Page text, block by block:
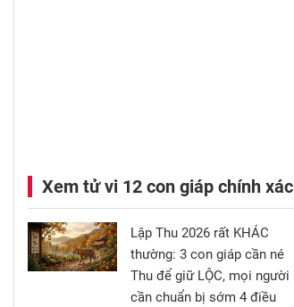
Xem tử vi 12 con giáp chính xác
Lập Thu 2026 rất KHÁC
thường: 3 con giáp cần né
Thu để giữ LỘC, mọi người
cần chuẩn bị sớm 4 điều